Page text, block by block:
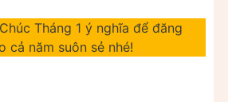
Tháng 1 ý nghĩa để đăng
cả năm suôn sẻ nhé!